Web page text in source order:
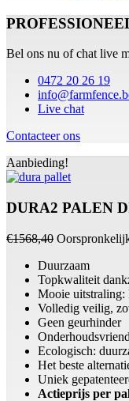
Bel ons nu of chat live
0472 20 26 19
Live chat
Contacteer ons
Aanbieding!
DURA2 PALEN
€1568,40
Duurzaam
Topkwaliteit
Mooie uitstraling:
Volledig veilig,
Geen geurhinder
Ecologisch:
Het beste
Uniek
Actieprijs per